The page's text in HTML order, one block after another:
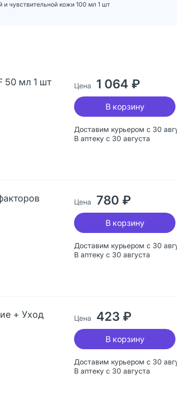
чувствительной кожи 100 мл 1 шт
50 мл 1 шт
Доставим курьером с 30
В аптеку с 30 августа
Цена 1 064 ₽
В корзину
Доставим курьером с 30
В аптеку с 30 августа
Цена 780 ₽
В корзину
+ Уход
Доставим курьером с 30
В аптеку с 30 августа
Цена 423 ₽
В корзину